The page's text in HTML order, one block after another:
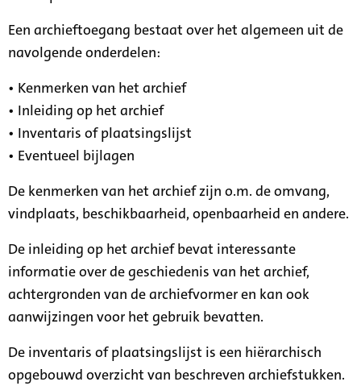
Een archieftoegang bestaat over het algemeen uit de
navolgende onderdelen:
• Kenmerken van het archief
• Inleiding op het archief
• Inventaris of plaatsingslijst
• Eventueel bijlagen
De kenmerken van het archief zijn o.m. de omvang,
vindplaats, beschikbaarheid, openbaarheid en andere.
De inleiding op het archief bevat interessante
informatie over de geschiedenis van het archief,
achtergronden van de archiefvormer en kan ook
aanwijzingen voor het gebruik bevatten.
De inventaris of plaatsingslijst is een hiërarchisch
opgebouwd overzicht van beschreven archiefstukken.